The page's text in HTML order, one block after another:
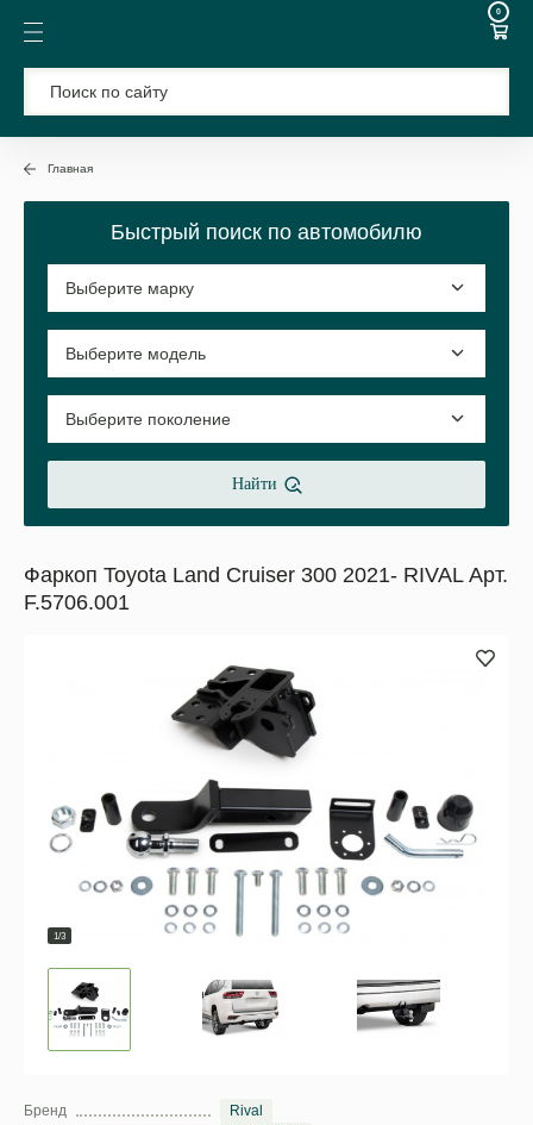
0
Главная
Быстрый поиск по автомобилю
Найти
Фаркоп Toyota Land Cruiser 300 2021- RIVAL Арт.
F.5706.001
1/3
Бренд
Rival